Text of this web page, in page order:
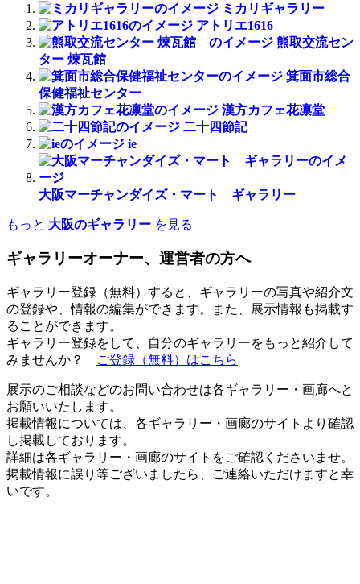
ミカリギャラリー
アトリエ1616
熊取交流セン
ター 煉瓦館
箕面市総合
保健福祉センター
漢方カフェ花凛堂
二十四節記
ie
大阪マーチャンダイズ・マート ギャラリー
もっと 大阪のギャラリー を見る
ギャラリーオーナー、運営者の方へ
ギャラリー登録（無料）すると、ギャラリーの写真や紹介文
の登録や、情報の編集ができます。また、展示情報も掲載す
ることができます。
ギャラリー登録をして、自分のギャラリーをもっと紹介して
みませんか？
ご登録（無料）はこちら
展示のご相談などのお問い合わせは各ギャラリー・画廊へと
お願いいたします。
掲載情報については、各ギャラリー・画廊のサイトより確認
し掲載しております。
詳細は各ギャラリー・画廊のサイトをご確認くださいませ。
掲載情報に誤り等ございましたら、ご連絡いただけますと幸
いです。